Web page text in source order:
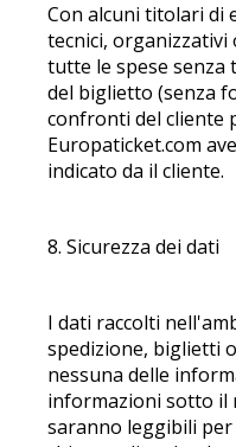
Con alcuni titolari di
tecnici,
tutte le spese senza
del biglietto (senza
confronti del cliente
Europaticket.com
indicato da il cliente.
8. Sicurezza dei dati
I dati raccolti
spedizione, biglietti
nessuna delle
informazioni sotto il
saranno leggibili